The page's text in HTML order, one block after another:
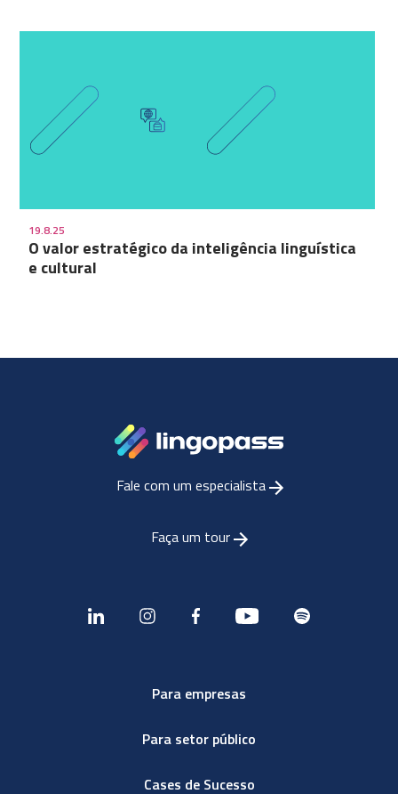
19.8.25
O valor estratégico da inteligência linguística
e cultural
Fale com um especialista
Faça um tour
Para empresas
Para setor público
Cases de Sucesso